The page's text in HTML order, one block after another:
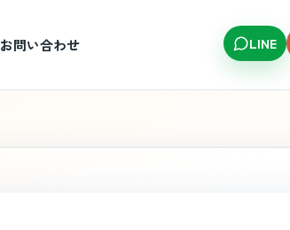
お問い合わせ LINE